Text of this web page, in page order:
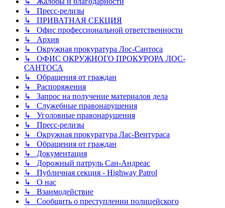
↳ Пресс-релизы
↳ ПРИВАТНАЯ СЕКЦИЯ
↳ Офис профессиональной ответственности
↳ Архив
↳ Окружная прокуратура Лос-Сантоса
↳ ОФИС ОКРУЖНОГО ПРОКУРОРА ЛОС-
САНТОСА
↳ Обращения от граждан
↳ Распоряжения
↳ Запрос на получение материалов дела
↳ Служебные правонарушения
↳ Уголовные правонарушения
↳ Пресс-релизы
↳ Окружная прокуратура Лас-Вентураса
↳ Обращения от граждан
↳ Документация
↳ Дорожный патруль Сан-Андреас
↳ Публичная секция - Highway Patrol
↳ О нас
↳ Взаимодействие
↳ Сообщить о преступлении полицейского